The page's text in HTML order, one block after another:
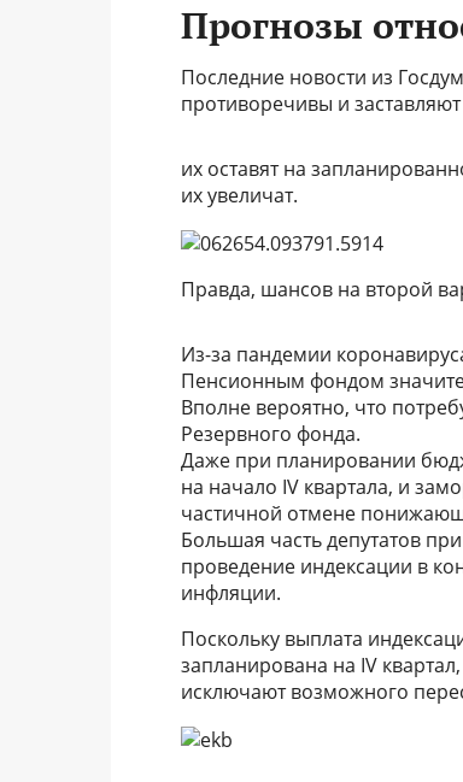
Прогнозы
Последние новости из
противоречивы и
их оставят на
их увеличат.
Правда, шансов на второй
Из-за пандемии
Пенсионным фондом
Вполне вероятно, что
Резервного фонда.
Даже при планировании
на начало IV квартала, и
частичной отмене
Большая часть депутатов
проведение индексации в
инфляции.
Поскольку выплата
запланирована на IV
исключают возможного